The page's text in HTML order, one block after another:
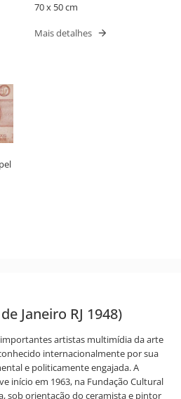
70 x 50 cm
Mais detalhes
Janeiro RJ 1948)
artistas multimídia da arte
internacionalmente por sua
e politicamente engajada. A
início em 1963, na Fundação Cultural
sob orientação do ceramista e pintor